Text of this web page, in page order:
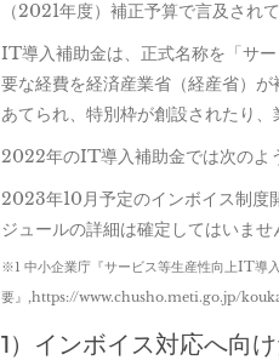
（2021年度）補正予算で言及され
IT導入補助金は、正式名称を「サ
要な経費を経済産業省（経産省）
あてられ、特別枠が創設されたり
2022年のIT導入補助金では次のよ
2023年10月予定のインボイス制度
ジュールの詳細は確定してはいま
※1 中小企業庁『サービス等生産性向上IT導
要』,https://www.chusho.meti.go.jp/
1）インボイス対応へ向